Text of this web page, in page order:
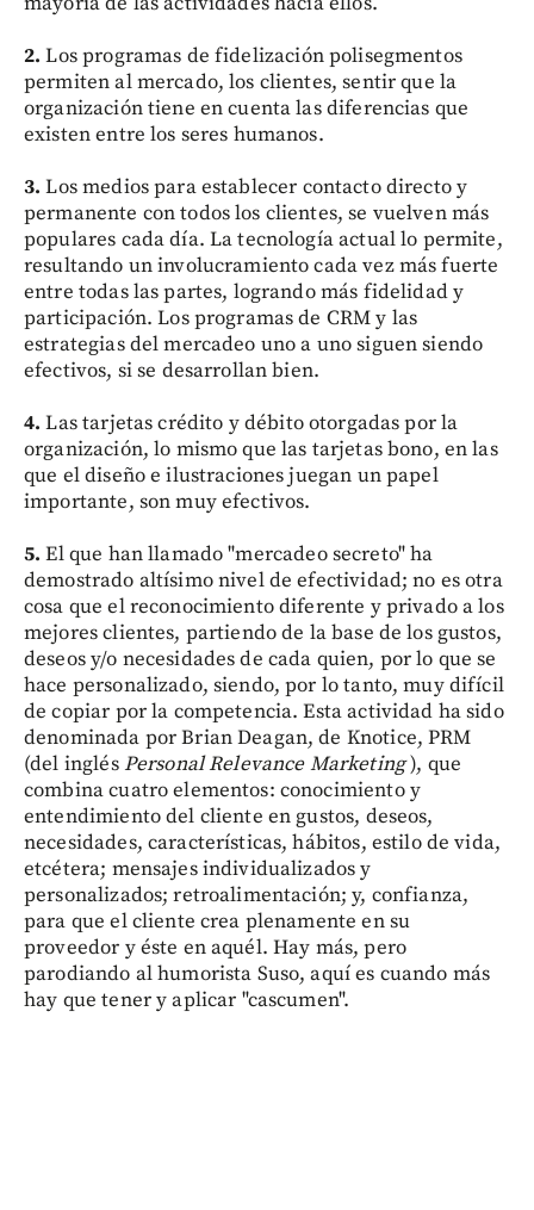
2. Los programas de fidelización polisegmentos
permiten al mercado, los clientes, sentir que la
organización tiene en cuenta las diferencias que
existen entre los seres humanos.
3. Los medios para establecer contacto directo y
permanente con todos los clientes, se vuelven más
populares cada día. La tecnología actual lo permite,
resultando un involucramiento cada vez más fuerte
entre todas las partes, logrando más fidelidad y
participación. Los programas de CRM y las
estrategias del mercadeo uno a uno siguen siendo
efectivos, si se desarrollan bien.
4. Las tarjetas crédito y débito otorgadas por la
organización, lo mismo que las tarjetas bono, en las
que el diseño e ilustraciones juegan un papel
importante, son muy efectivos.
5. El que han llamado "mercadeo secreto" ha
demostrado altísimo nivel de efectividad; no es otra
cosa que el reconocimiento diferente y privado a los
mejores clientes, partiendo de la base de los gustos,
deseos y/o necesidades de cada quien, por lo que se
hace personalizado, siendo, por lo tanto, muy difícil
de copiar por la competencia. Esta actividad ha sido
denominada por Brian Deagan, de Knotice, PRM
(del inglésPersonal Relevance Marketing), que
combina cuatro elementos: conocimiento y
entendimiento del cliente en gustos, deseos,
necesidades, características, hábitos, estilo de vida,
etcétera; mensajes individualizados y
personalizados; retroalimentación; y, confianza,
para que el cliente crea plenamente en su
proveedor y éste en aquél. Hay más, pero
parodiando al humorista Suso, aquí es cuando más
hay que tener y aplicar "cascumen".